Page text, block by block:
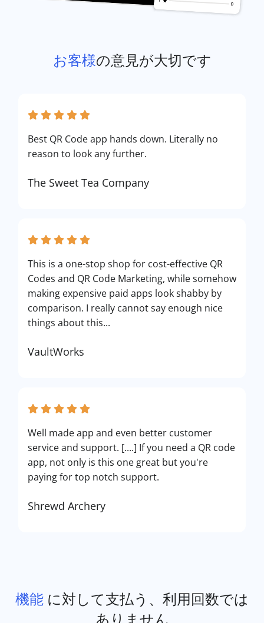
お客様の意見が大切です
Best QR Code app hands down. Literally no
reason to look any further.
The Sweet Tea Company
This is a one-stop shop for cost-effective QR
Codes and QR Code Marketing, while somehow
making expensive paid apps look shabby by
comparison. I really cannot say enough nice
things about this...
VaultWorks
Well made app and even better customer
service and support. [....] If you need a QR code
app, not only is this one great but you're
paying for top notch support.
Shrewd Archery
機能 に対して支払う、利用回数では
ありません